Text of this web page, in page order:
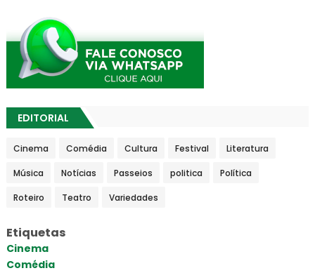
EDITORIAL
Cinema Comédia Cultura Festival Literatura
Música Notícias Passeios politica Política
Roteiro Teatro Variedades
Etiquetas
Cinema
Comédia